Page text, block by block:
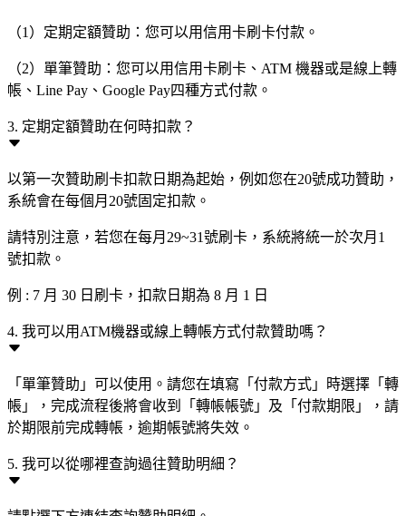
（1）定期定額贊助：您可以用信用卡刷卡付款。
（2）單筆贊助：您可以用信用卡刷卡、ATM 機器或是線上轉
帳、Line Pay、Google Pay四種方式付款。
3. 定期定額贊助在何時扣款？
以第一次贊助刷卡扣款日期為起始，例如您在20號成功贊助，
系統會在每個月20號固定扣款。
請特別注意，若您在每月29~31號刷卡，系統將統一於次月1
號扣款。
例 : 7 月 30 日刷卡，扣款日期為 8 月 1 日
4. 我可以用ATM機器或線上轉帳方式付款贊助嗎？
「單筆贊助」可以使用。請您在填寫「付款方式」時選擇「轉
帳」，完成流程後將會收到「轉帳帳號」及「付款期限」，請
於期限前完成轉帳，逾期帳號將失效。
5. 我可以從哪裡查詢過往贊助明細？